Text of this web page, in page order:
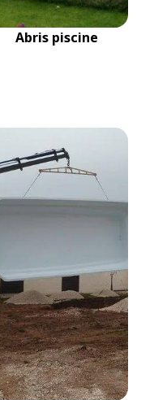
Abris piscine